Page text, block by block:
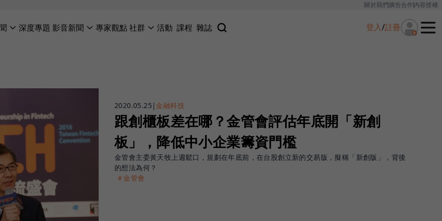
關於我們廣告合作內容授權
深度專題 影音新聞 專家觀點社群 活動 課程 雜誌 登入/註冊
2020.05.25 |金融科技
跟創櫃板差在哪？金管會評估年底開「新創
板」，降低中小企業籌資門檻
金管會主委黃天牧上週鬆口，規劃在年底前，在台股創立新的交易版，擬稱「新創版」，背後
的想法為何？
＃金管會